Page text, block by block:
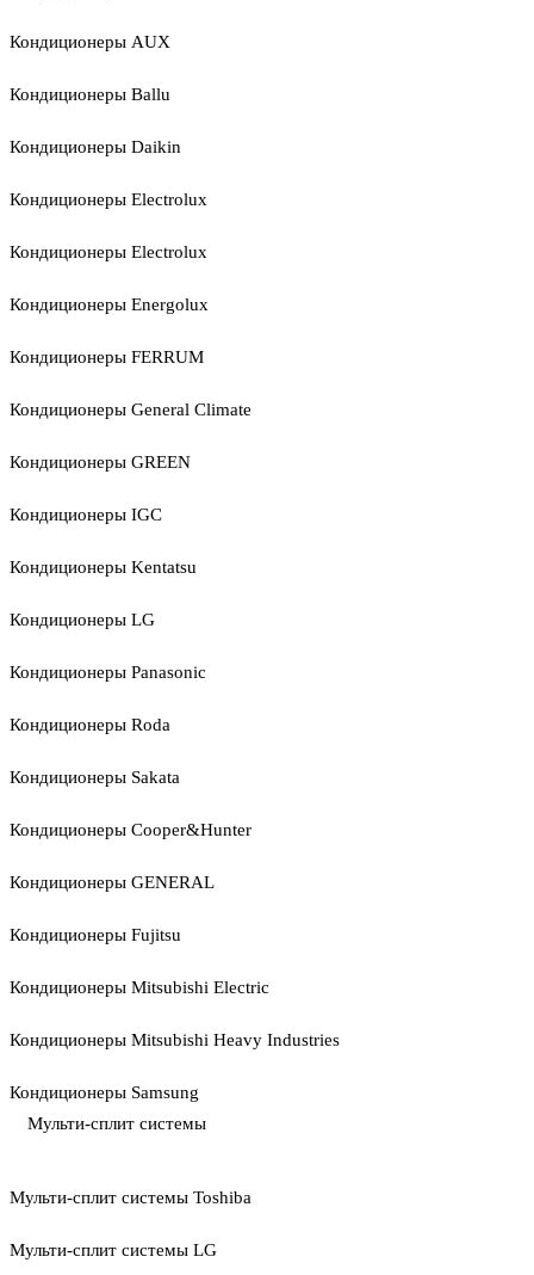
Кондиционеры AUX
Кондиционеры Ballu
Кондиционеры Daikin
Кондиционеры Electrolux
Кондиционеры Electrolux
Кондиционеры Energolux
Кондиционеры FERRUM
Кондиционеры General Climate
Кондиционеры GREEN
Кондиционеры IGC
Кондиционеры Kentatsu
Кондиционеры LG
Кондиционеры Panasonic
Кондиционеры Roda
Кондиционеры Sakata
Кондиционеры Cooper&Hunter
Кондиционеры GENERAL
Кондиционеры Fujitsu
Кондиционеры Mitsubishi Electric
Кондиционеры Mitsubishi Heavy Industries
Кондиционеры Samsung
Мульти-сплит системы
Мульти-сплит системы Toshiba
Мульти-сплит системы LG